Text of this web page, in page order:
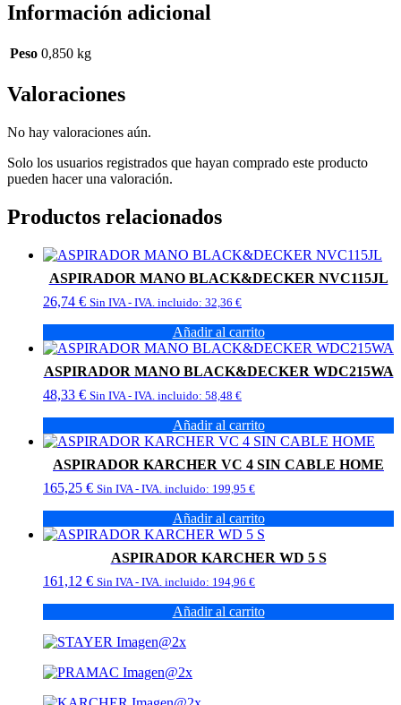
Información adicional
Peso 0,850 kg
Valoraciones
No hay valoraciones aún.
Solo los usuarios registrados que hayan comprado este producto
pueden hacer una valoración.
Productos relacionados
ASPIRADOR MANO BLACK&DECKER NVC115JL
26,74 € Sin IVA - IVA. incluido: 32,36 €
Añadir al carrito
ASPIRADOR MANO BLACK&DECKER WDC215WA
48,33 € Sin IVA - IVA. incluido: 58,48 €
Añadir al carrito
ASPIRADOR KARCHER VC 4 SIN CABLE HOME
165,25 € Sin IVA - IVA. incluido: 199,95 €
Añadir al carrito
ASPIRADOR KARCHER WD 5 S
161,12 € Sin IVA - IVA. incluido: 194,96 €
Añadir al carrito